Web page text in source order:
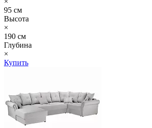
95 см
Высота
×
190 см
Глубина
×
Купить